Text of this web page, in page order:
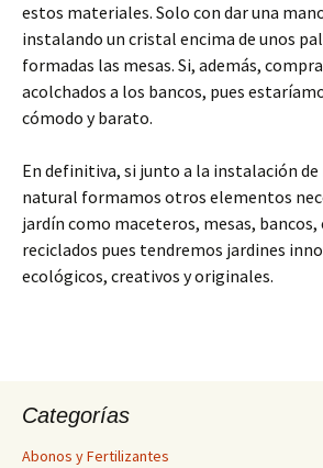
estos materiales. Solo con dar una
instalando un cristal encima de unos
formadas las mesas. Si, además,
acolchados a los bancos, pues
cómodo y barato.
En definitiva, si junto a la instalación de
natural formamos otros elementos
jardín como maceteros, mesas,
reciclados pues tendremos jardines
ecológicos, creativos y originales.
Categorías
Abonos y Fertilizantes